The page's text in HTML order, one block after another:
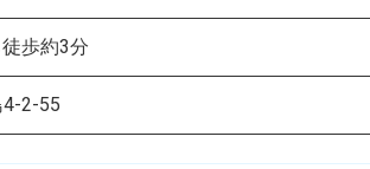
歩約3分
2-55